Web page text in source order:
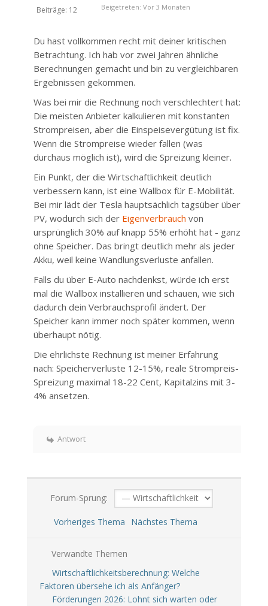
Beiträge: 12
Beigetreten: Vor 3 Monaten
Du hast vollkommen recht mit deiner kritischen
Betrachtung. Ich hab vor zwei Jahren ähnliche
Berechnungen gemacht und bin zu vergleichbaren
Ergebnissen gekommen.
Was bei mir die Rechnung noch verschlechtert hat:
Die meisten Anbieter kalkulieren mit konstanten
Strompreisen, aber die Einspeisevergütung ist fix.
Wenn die Strompreise wieder fallen (was
durchaus möglich ist), wird die Spreizung kleiner.
Ein Punkt, der die Wirtschaftlichkeit deutlich
verbessern kann, ist eine Wallbox für E-Mobilität.
Bei mir lädt der Tesla hauptsächlich tagsüber über
PV, wodurch sich der Eigenverbrauch von
ursprünglich 30% auf knapp 55% erhöht hat - ganz
ohne Speicher. Das bringt deutlich mehr als jeder
Akku, weil keine Wandlungsverluste anfallen.
Falls du über E-Auto nachdenkst, würde ich erst
mal die Wallbox installieren und schauen, wie sich
dadurch dein Verbrauchsprofil ändert. Der
Speicher kann immer noch später kommen, wenn
überhaupt nötig.
Die ehrlichste Rechnung ist meiner Erfahrung
nach: Speicherverluste 12-15%, reale Strompreis-
Spreizung maximal 18-22 Cent, Kapitalzins mit 3-
4% ansetzen.
Antwort
Forum-Sprung:
Vorheriges Thema Nächstes Thema
Verwandte Themen
Wirtschaftlichkeitsberechnung: Welche
Faktoren übersehe ich als Anfänger?
Förderungen 2026: Lohnt sich warten oder